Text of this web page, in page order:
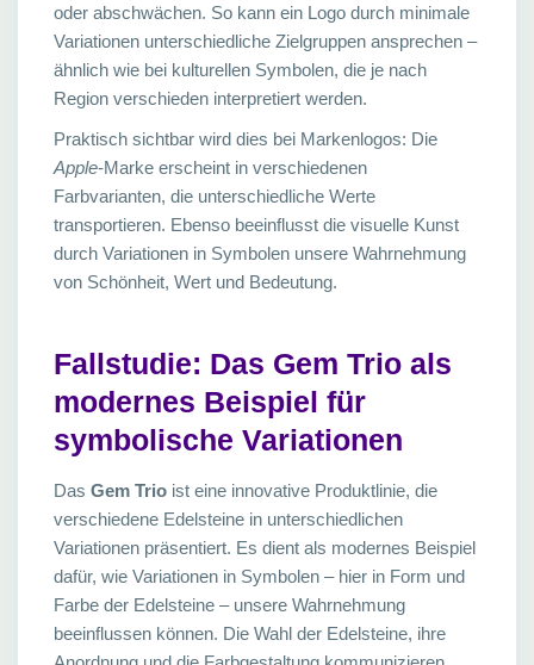
oder abschwächen. So kann ein Logo durch minimale
Variationen unterschiedliche Zielgruppen ansprechen –
ähnlich wie bei kulturellen Symbolen, die je nach
Region verschieden interpretiert werden.
Praktisch sichtbar wird dies bei Markenlogos: Die
Apple-Marke erscheint in verschiedenen
Farbvarianten, die unterschiedliche Werte
transportieren. Ebenso beeinflusst die visuelle Kunst
durch Variationen in Symbolen unsere Wahrnehmung
von Schönheit, Wert und Bedeutung.
Fallstudie: Das Gem Trio als
modernes Beispiel für
symbolische Variationen
Das Gem Trio ist eine innovative Produktlinie, die
verschiedene Edelsteine in unterschiedlichen
Variationen präsentiert. Es dient als modernes Beispiel
dafür, wie Variationen in Symbolen – hier in Form und
Farbe der Edelsteine – unsere Wahrnehmung
beeinflussen können. Die Wahl der Edelsteine, ihre